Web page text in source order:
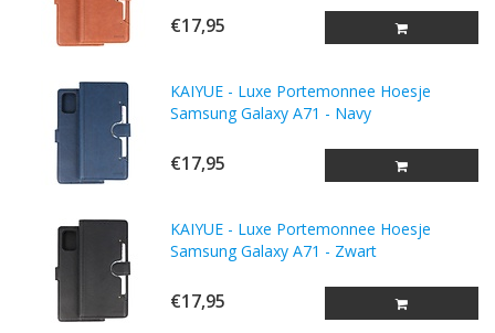
€17,95
KAIYUE - Luxe Portemonnee Hoesje
Samsung Galaxy A71 - Navy
€17,95
KAIYUE - Luxe Portemonnee Hoesje
Samsung Galaxy A71 - Zwart
€17,95